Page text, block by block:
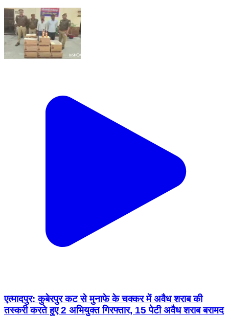
एत्मादपुर: कुबेरपुर कट से मुनाफे के चक्कर में अवैध शराब की
तस्करी करते हुए 2 अभियुक्त गिरफ्तार, 15 पेटी अवैध शराब बरामद